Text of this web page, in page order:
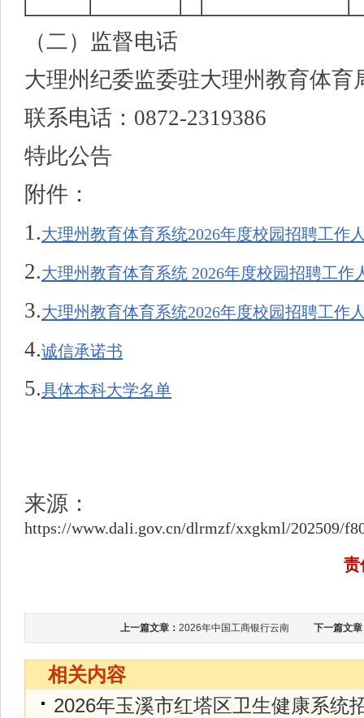
（二）监督电话
大理州纪委监委驻大理州教育体育
联系电话：0872-2319386
特此公告
附件：
1.大理州教育体育系统2026年度校园招聘工作
2.大理州教育体育系统 2026年度校园招聘工作
3.大理州教育体育系统2026年度校园招聘工作
4.诚信承诺书
5.具体本科大学名单
来源：
https://www.dali.gov.cn/dlrmzf/xxgkml/202509/
上一篇文章： 2026年中国工商银行云南 下一篇文
相关内容
2026年玉溪市红塔区卫生健康系统